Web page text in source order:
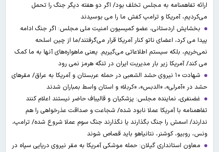
ارائه تفاهمنامه به مجلس تخلف بود/ اگر دو هفته دیگر جنگ را تحمل
می‌کردیم، آمریکا و ترامپ کفش ما را می بوسیدند
بخشایش اردستانی، عضو کمیسیون امنیت ملی مجلس: اگر جنگ ادامه
پیدا می کرد، اعضای ناتو کنار آمریکا قرار می‌گرفتند/ما از چین اسلحه
نمی‌خریم، بلکه سیستم اطلاعاتی می‌گیریم. یعنی ماهواره‌های آنها به ما کمک
می کند/ آمریکا زیر بار مدیریت ایران در تنگه هرمز نمی رود
شهادت ۱۰ نیروی حشد الشعبی در حمله عربستان و آمریکا به عراق/ مقرهای
حشد در »آمرلی»، «الدبس»، «کربلا« و استان واسط بمباران شدند
غضنفری، نماینده مجلس: پزشکیان و قالیباف حاضر نیستند اعلام کنند
تفاهمنامه با آمریکا عملا نابود شده/ شجاعت و صداقت عذرخواهی را هم
ندارند/ اسمش را جنگ بگذارند یا نگذارند جنگ سوم عملا شروع شده/ ترامپ،
ونس، روبیو، کوشنر، نتانیاهو باید قصاص شوند
معاون استانداری گیلان: حمله موشکی آمریکا به مقر نیروی دریایی سپاه در